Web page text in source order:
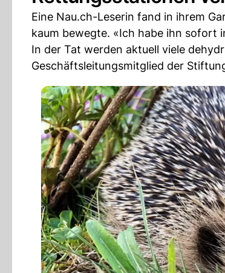
Eine Nau.ch-Leserin fand in ihrem
kaum bewegte. «Ich habe ihn sofort
In der Tat werden aktuell viele
Geschäftsleitungsmitglied der